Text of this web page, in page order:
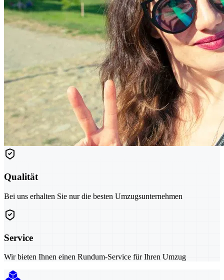
Qualität
Bei uns erhalten Sie nur die besten Umzugsunternehmen
Service
Wir bieten Ihnen einen Rundum-Service für Ihren Umzug